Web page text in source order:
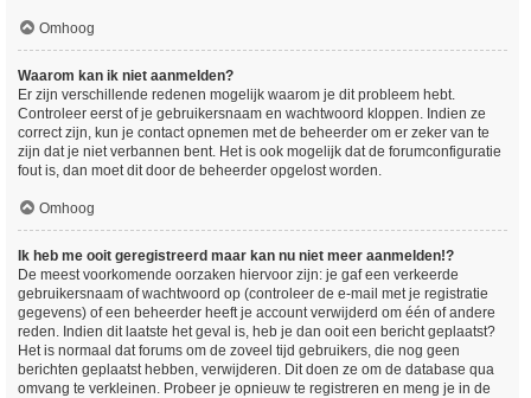
Omhoog
Waarom kan ik niet aanmelden?
Er zijn verschillende redenen mogelijk waarom je dit probleem hebt.
Controleer eerst of je gebruikersnaam en wachtwoord kloppen. Indien ze
correct zijn, kun je contact opnemen met de beheerder om er zeker van te
zijn dat je niet verbannen bent. Het is ook mogelijk dat de forumconfiguratie
fout is, dan moet dit door de beheerder opgelost worden.
Omhoog
Ik heb me ooit geregistreerd maar kan nu niet meer aanmelden!?
De meest voorkomende oorzaken hiervoor zijn: je gaf een verkeerde
gebruikersnaam of wachtwoord op (controleer de e-mail met je registratie
gegevens) of een beheerder heeft je account verwijderd om één of andere
reden. Indien dit laatste het geval is, heb je dan ooit een bericht geplaatst?
Het is normaal dat forums om de zoveel tijd gebruikers, die nog geen
berichten geplaatst hebben, verwijderen. Dit doen ze om de database qua
omvang te verkleinen. Probeer je opnieuw te registreren en meng je in de